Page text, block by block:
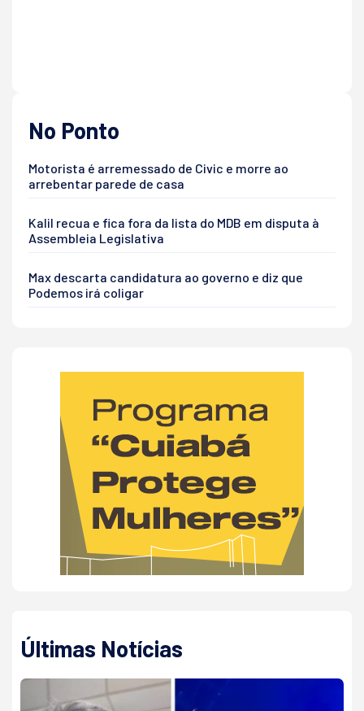
No Ponto
Motorista é arremessado de Civic e morre ao
arrebentar parede de casa
Kalil recua e fica fora da lista do MDB em disputa à
Assembleia Legislativa
Max descarta candidatura ao governo e diz que
Podemos irá coligar
Últimas Notícias